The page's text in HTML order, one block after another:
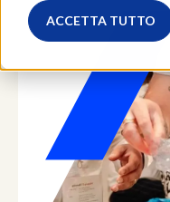
ACCETTA TUTTO